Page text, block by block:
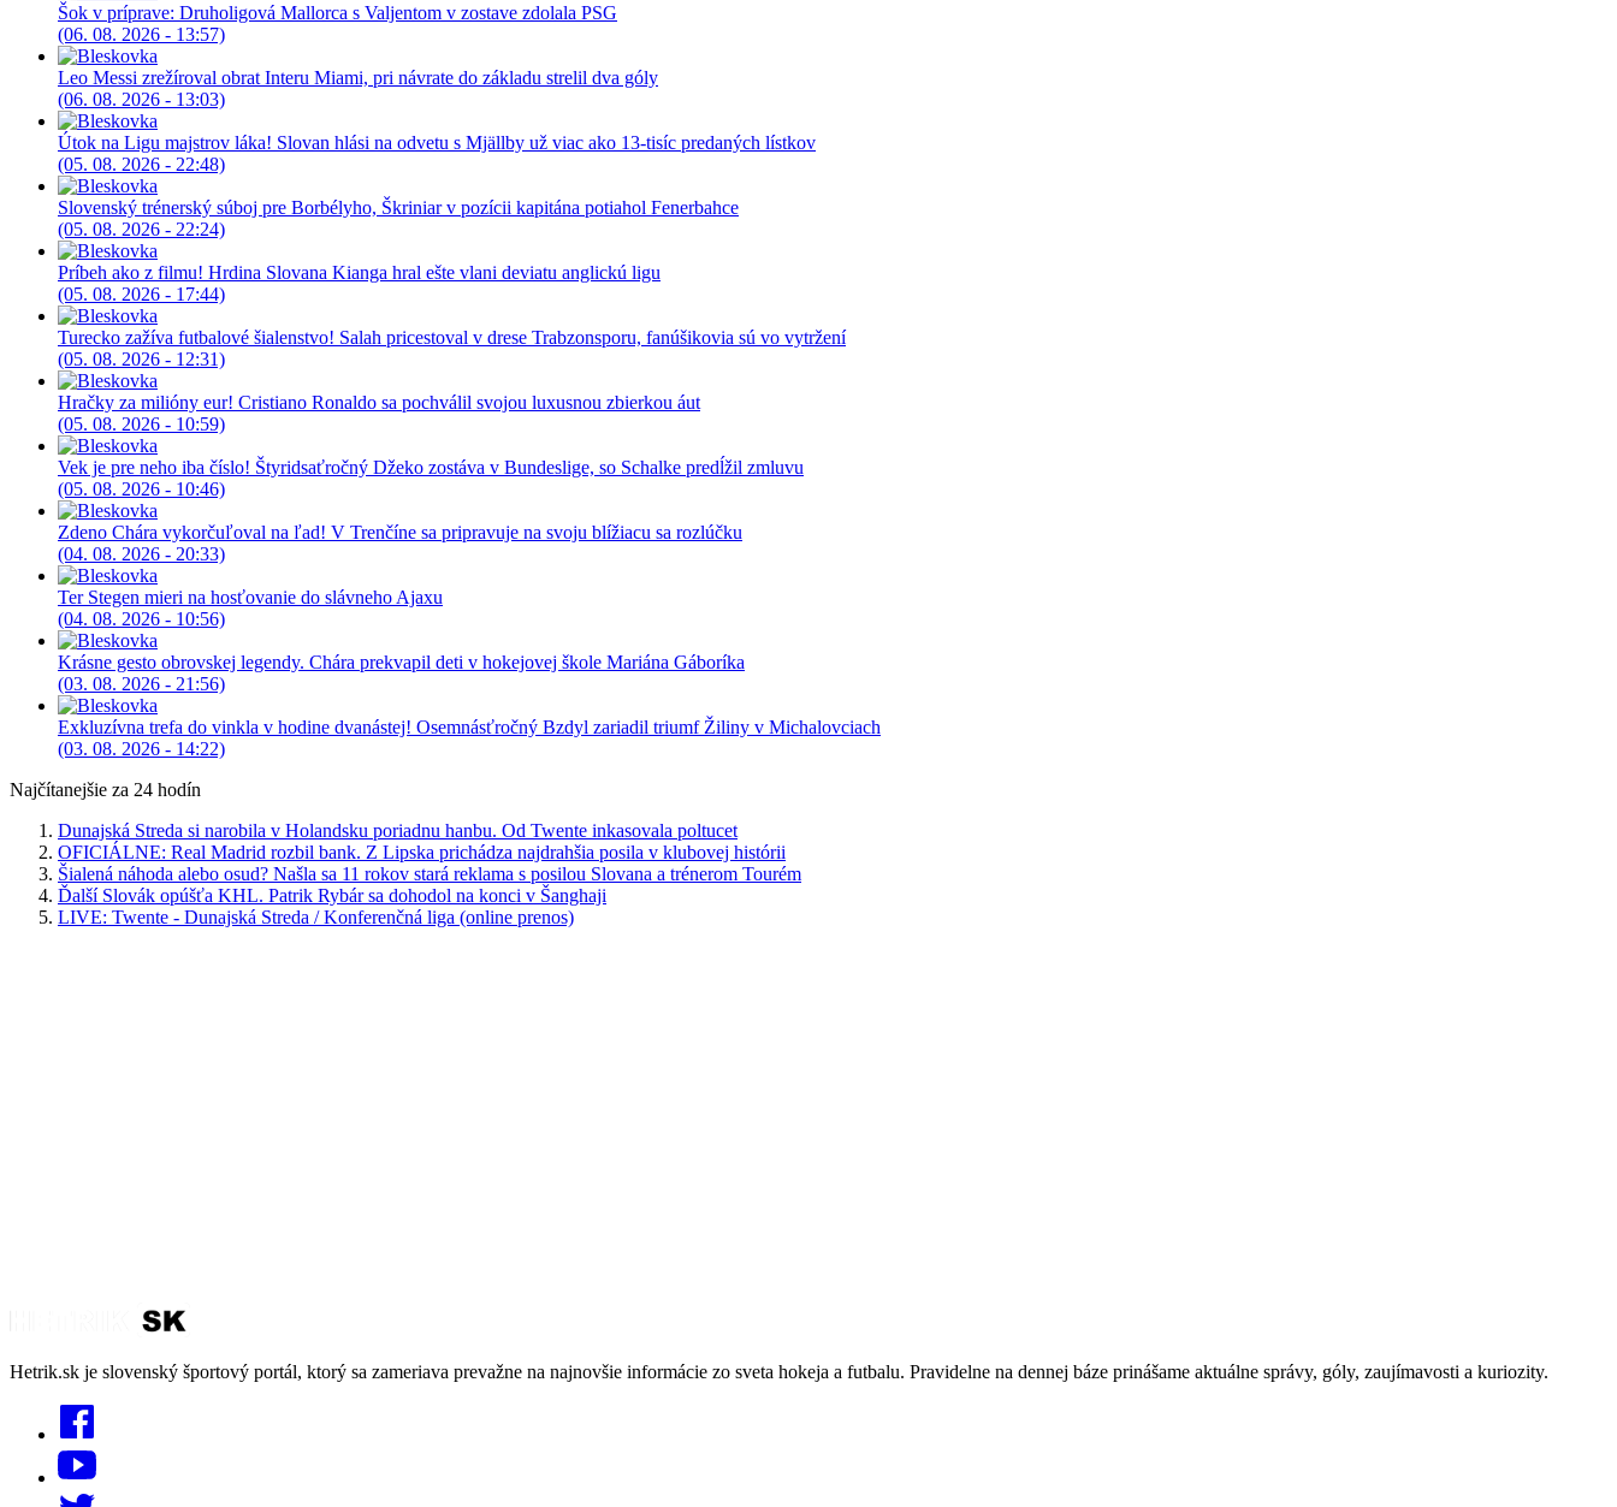
Šok v príprave: Druholigová Mallorca s Valjentom v zostave zdolala PSG
(06. 08. 2026 - 13:57)
Leo Messi zrežíroval obrat Interu Miami, pri návrate do základu strelil dva góly
(06. 08. 2026 - 13:03)
Útok na Ligu majstrov láka! Slovan hlási na odvetu s Mjällby už viac ako 13-tisíc predaných lístkov
(05. 08. 2026 - 22:48)
Slovenský trénerský súboj pre Borbélyho, Škriniar v pozícii kapitána potiahol Fenerbahce
(05. 08. 2026 - 22:24)
Príbeh ako z filmu! Hrdina Slovana Kianga hral ešte vlani deviatu anglickú ligu
(05. 08. 2026 - 17:44)
Turecko zažíva futbalové šialenstvo! Salah pricestoval v drese Trabzonsporu, fanúšikovia sú vo vytržení
(05. 08. 2026 - 12:31)
Hračky za milióny eur! Cristiano Ronaldo sa pochválil svojou luxusnou zbierkou áut
(05. 08. 2026 - 10:59)
Vek je pre neho iba číslo! Štyridsaťročný Džeko zostáva v Bundeslige, so Schalke predĺžil zmluvu
(05. 08. 2026 - 10:46)
Zdeno Chára vykorčuľoval na ľad! V Trenčíne sa pripravuje na svoju blížiacu sa rozlúčku
(04. 08. 2026 - 20:33)
Ter Stegen mieri na hosťovanie do slávneho Ajaxu
(04. 08. 2026 - 10:56)
Krásne gesto obrovskej legendy. Chára prekvapil deti v hokejovej škole Mariána Gáboríka
(03. 08. 2026 - 21:56)
Exkluzívna trefa do vinkla v hodine dvanástej! Osemnásťročný Bzdyl zariadil triumf Žiliny v Michalovciach
(03. 08. 2026 - 14:22)
Najčítanejšie za 24 hodín
Dunajská Streda si narobila v Holandsku poriadnu hanbu. Od Twente inkasovala poltucet
OFICIÁLNE: Real Madrid rozbil bank. Z Lipska prichádza najdrahšia posila v klubovej histórii
Šialená náhoda alebo osud? Našla sa 11 rokov stará reklama s posilou Slovana a trénerom Tourém
Ďalší Slovák opúšťa KHL. Patrik Rybár sa dohodol na konci v Šanghaji
LIVE: Twente - Dunajská Streda / Konferenčná liga (online prenos)
Hetrik.sk je slovenský športový portál, ktorý sa zameriava prevažne na najnovšie informácie zo sveta hokeja a futbalu. Pravidelne na dennej báze prinášame aktuálne správy, góly, zaujímavosti a kuriozity.